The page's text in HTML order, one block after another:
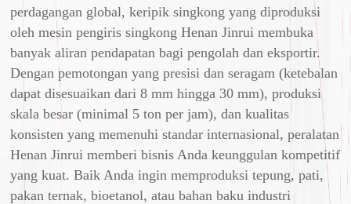
perdagangan global, keripik singkong yang diproduksi
oleh mesin pengiris singkong Henan Jinrui membuka
banyak aliran pendapatan bagi pengolah dan eksportir.
Dengan pemotongan yang presisi dan seragam (ketebalan
dapat disesuaikan dari 8 mm hingga 30 mm), produksi
skala besar (minimal 5 ton per jam), dan kualitas
konsisten yang memenuhi standar internasional, peralatan
Henan Jinrui memberi bisnis Anda keunggulan kompetitif
yang kuat. Baik Anda ingin memproduksi tepung, pati,
pakan ternak, bioetanol, atau bahan baku industri